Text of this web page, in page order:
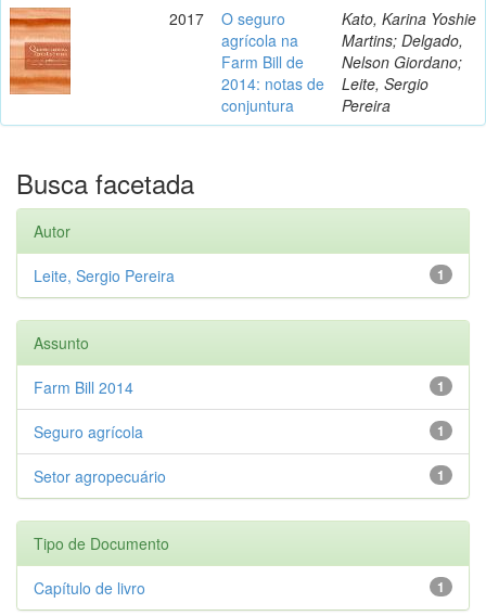
2017
O seguro
agrícola na
Farm Bill de
2014: notas de
conjuntura
Kato, Karina Yoshie
Martins; Delgado,
Nelson Giordano;
Leite, Sergio
Pereira
Busca facetada
Autor
1
Leite, Sergio Pereira
Assunto
1
Farm Bill 2014
1
Seguro agrícola
1
Setor agropecuário
Tipo de Documento
1
Capítulo de livro